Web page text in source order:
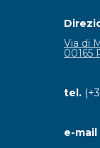
Via di
00165
tel.
e-mail